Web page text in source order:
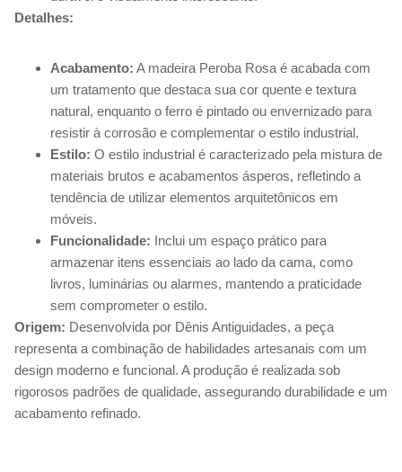
Detalhes:
Acabamento: A madeira Peroba Rosa é acabada com
um tratamento que destaca sua cor quente e textura
natural, enquanto o ferro é pintado ou envernizado para
resistir à corrosão e complementar o estilo industrial.
Estilo: O estilo industrial é caracterizado pela mistura de
materiais brutos e acabamentos ásperos, refletindo a
tendência de utilizar elementos arquitetônicos em
móveis.
Funcionalidade: Inclui um espaço prático para
armazenar itens essenciais ao lado da cama, como
livros, luminárias ou alarmes, mantendo a praticidade
sem comprometer o estilo.
Origem: Desenvolvida por Dênis Antiguidades, a peça
representa a combinação de habilidades artesanais com um
design moderno e funcional. A produção é realizada sob
rigorosos padrões de qualidade, assegurando durabilidade e um
acabamento refinado.